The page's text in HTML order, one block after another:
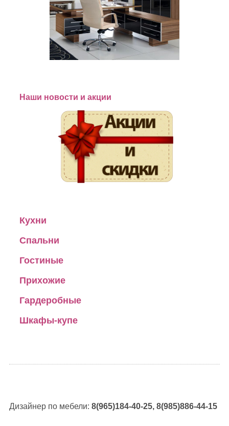
Наши новости и акции
Кухни
Спальни
Гостиные
Прихожие
Гардеробные
Шкафы-купе
Дизайнер по мебели: 8(965)184-40-25, 8(985)886-44-15